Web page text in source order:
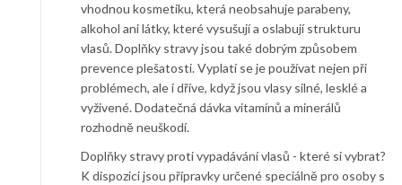
vhodnou kosmetiku, která neobsahuje parabeny,
alkohol ani látky, které vysušují a oslabují strukturu
vlasů. Doplňky stravy jsou také dobrým způsobem
prevence plešatosti. Vyplatí se je používat nejen při
problémech, ale i dříve, když jsou vlasy silné, lesklé a
vyživené. Dodatečná dávka vitamínů a minerálů
rozhodně neuškodí.
Doplňky stravy proti vypadávání vlasů - které si vybrat?
K dispozici jsou přípravky určené speciálně pro osoby s